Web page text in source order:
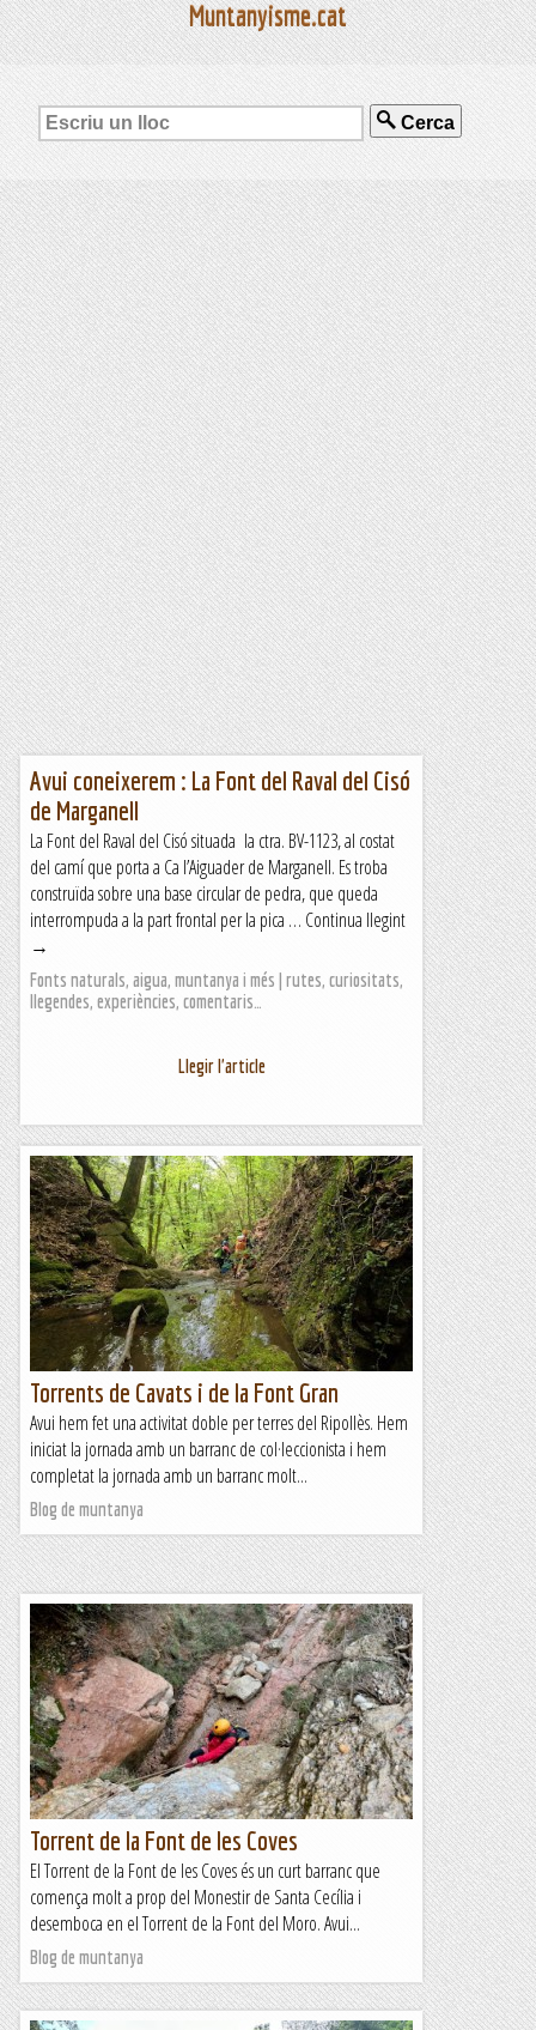
Muntanyisme.cat
Cerca
Avui coneixerem : La Font del Raval del Cisó
de Marganell
La Font del Raval del Cisó situada la ctra. BV-1123, al costat
del camí que porta a Ca l’Aiguader de Marganell. Es troba
construïda sobre una base circular de pedra, que queda
interrompuda a la part frontal per la pica … Continua llegint
→
Fonts naturals, aigua, muntanya i més | rutes, curiositats,
llegendes, experiències, comentaris…
Llegir l'article
Torrents de Cavats i de la Font Gran
Avui hem fet una activitat doble per terres del Ripollès. Hem
iniciat la jornada amb un barranc de col·leccionista i hem
completat la jornada amb un barranc molt...
Blog de muntanya
Torrent de la Font de les Coves
El Torrent de la Font de les Coves és un curt barranc que
comença molt a prop del Monestir de Santa Cecília i
desemboca en el Torrent de la Font del Moro. Avui...
Blog de muntanya